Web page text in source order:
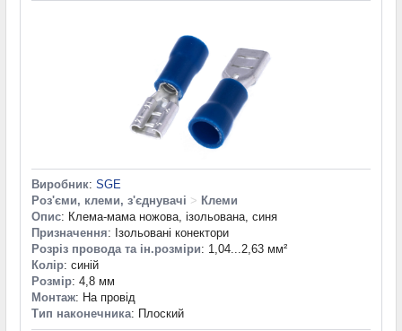
Виробник: SGE
Роз'єми, клеми, з'єднувачі > Клеми
Опис: Клема-мама ножова, ізольована, синя
Призначення: Ізольовані конектори
Розріз провода та ін.розміри: 1,04...2,63 мм²
Колір: синій
Розмір: 4,8 мм
Монтаж: На провід
Тип наконечника: Плоский